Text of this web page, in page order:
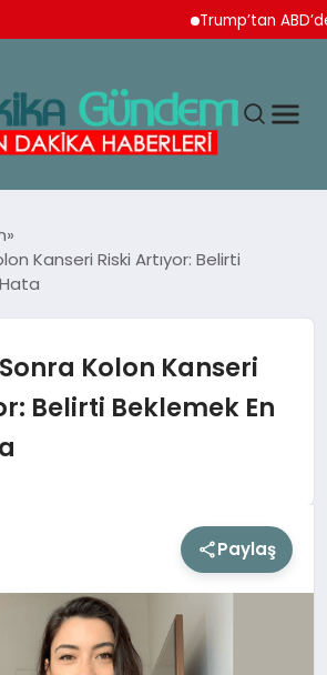
Trump’tan ABD’de
Kanseri Riski Artıyor: Belirti
Kolon Kanseri
Belirti Beklemek En
Paylaş